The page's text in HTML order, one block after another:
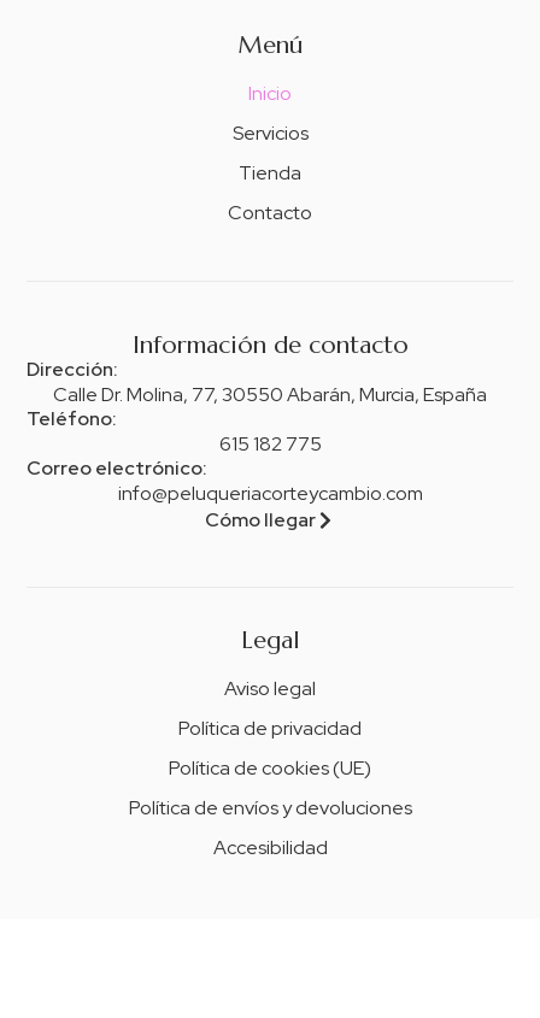
Menú
Inicio
Servicios
Tienda
Contacto
Información de contacto
Dirección:
Calle Dr. Molina, 77, 30550 Abarán, Murcia, España
Teléfono:
615 182 775
Correo electrónico:
info@peluqueriacorteycambio.com
Cómo llegar
Legal
Aviso legal
Política de privacidad
Política de cookies (UE)
Política de envíos y devoluciones
Accesibilidad